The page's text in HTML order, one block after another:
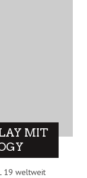
MIT
19 weltweit